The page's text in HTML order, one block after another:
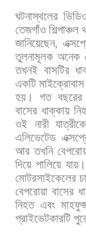
ঘটনাস্থলের
তেজগাঁও শিল্পাঞ্চল
জানিয়েছেন,
তুলনামূলক অনেক
তখনই বাসটির
একটি মাইক্রোবাস
হয়। গত বছরের
বাসের ধাক্কায়
ওই নারী যাত্রীকে
এলিভেটেড
আর তখনি
দিয়ে পালিয়ে যায়।
মোটরসাইকেলের
বেপরোয়া বাসের
নিহত এবং
প্রাইভেটকারটি